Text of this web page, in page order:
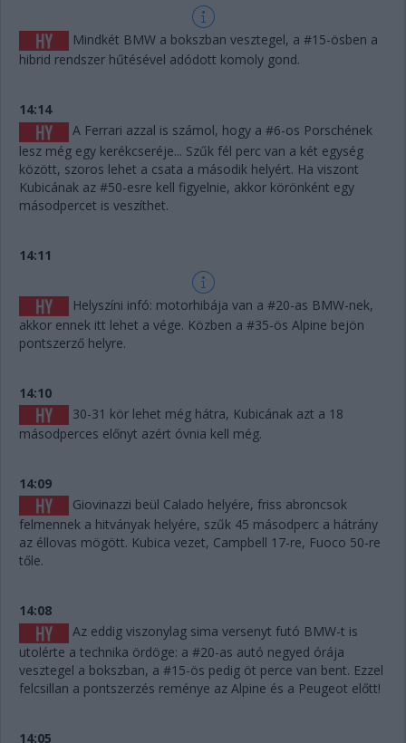
Mindkét BMW a bokszban vesztegel, a #15-ösben a
hibrid rendszer hűtésével adódott komoly gond.
14:14
A Ferrari azzal is számol, hogy a #6-os Porschének
lesz még egy kerékcseréje... Szűk fél perc van a két egység
között, szoros lehet a csata a második helyért. Ha viszont
Kubicának az #50-esre kell figyelnie, akkor körönként egy
másodpercet is veszíthet.
14:11
Helyszíni infó: motorhibája van a #20-as BMW-nek,
akkor ennek itt lehet a vége. Közben a #35-ös Alpine bejön
pontszerző helyre.
14:10
30-31 kör lehet még hátra, Kubicának azt a 18
másodperces előnyt azért óvnia kell még.
14:09
Giovinazzi beül Calado helyére, friss abroncsok
felmennek a hitványak helyére, szűk 45 másodperc a hátrány
az éllovas mögött. Kubica vezet, Campbell 17-re, Fuoco 50-re
tőle.
14:08
Az eddig viszonylag sima versenyt futó BMW-t is
utolérte a technika ördöge: a #20-as autó negyed órája
vesztegel a bokszban, a #15-ös pedig öt perce van bent. Ezzel
felcsillan a pontszerzés reménye az Alpine és a Peugeot előtt!
14:05